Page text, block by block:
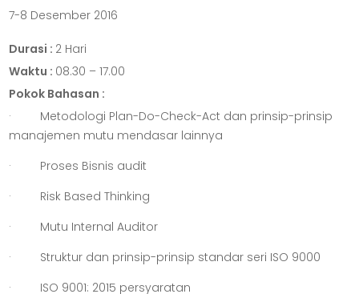
7-8 Desember 2016
Durasi : 2 Hari
Waktu : 08.30 – 17.00
Pokok Bahasan :
· Metodologi Plan-Do-Check-Act dan prinsip-prinsip
manajemen mutu mendasar lainnya
· Proses Bisnis audit
· Risk Based Thinking
· Mutu Internal Auditor
· Struktur dan prinsip-prinsip standar seri ISO 9000
· ISO 9001: 2015 persyaratan